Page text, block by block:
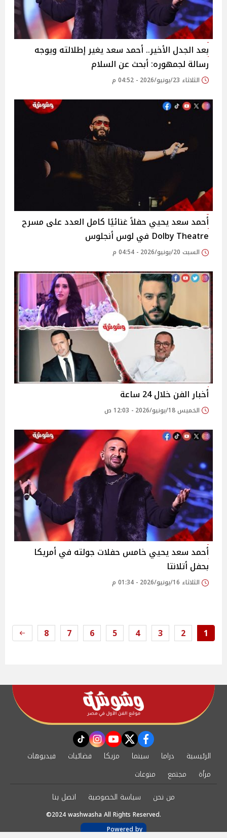
بعد الجدل الأخير.. أحمد سعد يغير إطلالته ويوجه
رسالة لجمهوره: أبحث عن السلام
الثلاثاء 23/يونيو/2026 - 04:52 م
أحمد سعد يحيي حفلاً غنائيًا كامل العدد على مسرح
Dolby Theatre في لوس أنجلوس
السبت 20/يونيو/2026 - 04:54 م
أخبار الفن خلال 24 ساعة
الخميس 18/يونيو/2026 - 12:03 ص
أحمد سعد يحيي خامس حفلات جولته في أمريكا
بحفل أتلانتا
الثلاثاء 16/يونيو/2026 - 01:34 م
1
2
3
4
5
6
7
8
facebook
twitter
youtube
instagram
tiktok
الرئيسية دراما سينما مزيكا فضائيات
فيديوهات
مرأة
مجتمع
منوعات
من نحن
سياسة الخصوصية اتصل بنا
©2024 washwasha All Rights Reserved.
Powered by